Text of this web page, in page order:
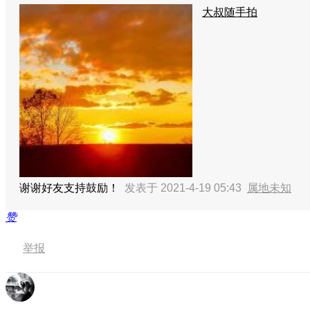
大叔随手拍
谢谢好友支持鼓励！ 发表于 2021-4-19 05:43 属地未知
赞
举报